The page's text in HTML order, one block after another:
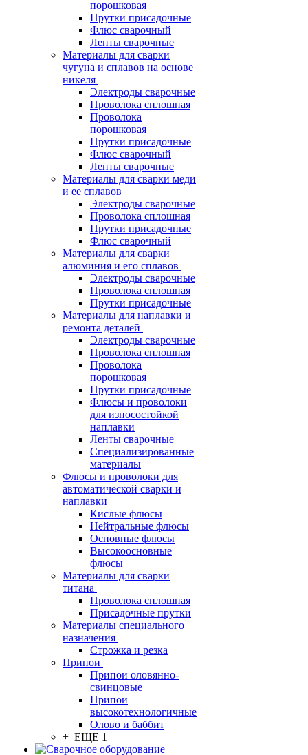
порошковая
Прутки присадочные
Флюс сварочный
Ленты сварочные
Материалы для сварки
чугуна и сплавов на основе
никеля
Электроды сварочные
Проволока сплошная
Проволока
порошковая
Прутки присадочные
Флюс сварочный
Ленты сварочные
Материалы для сварки меди
и ее сплавов
Электроды сварочные
Проволока сплошная
Прутки присадочные
Флюс сварочный
Материалы для сварки
алюминия и его сплавов
Электроды сварочные
Проволока сплошная
Прутки присадочные
Материалы для наплавки и
ремонта деталей
Электроды сварочные
Проволока сплошная
Проволока
порошковая
Прутки присадочные
Флюсы и проволоки
для износостойкой
наплавки
Ленты сварочные
Специализированные
материалы
Флюсы и проволоки для
автоматической сварки и
наплавки
Кислые флюсы
Нейтральные флюсы
Основные флюсы
Высокоосновные
флюсы
Материалы для сварки
титана
Проволока сплошная
Присадочные прутки
Материалы специального
назначения
Строжка и резка
Припои
Припои оловянно-
свинцовые
Припои
высокотехнологичные
Олово и баббит
+ ЕЩЕ 1